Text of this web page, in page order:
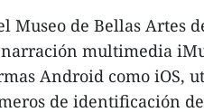
Museo de Bellas Artes
multimedia
Android como iOS,
de identificación